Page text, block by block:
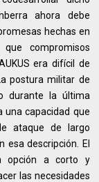
ahora debe
hechas en
compromisos
era difícil de
postura militar de
durante la última
una capacidad que
ataque de largo
esa descripción. El
opción a corto y
las necesidades